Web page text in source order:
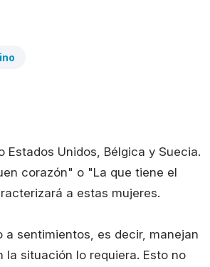
Unidos, Bélgica y Suecia.
corazón" o "La que tiene el
a estas mujeres.
sentimientos, es decir, manejan
situación lo requiera. Esto no